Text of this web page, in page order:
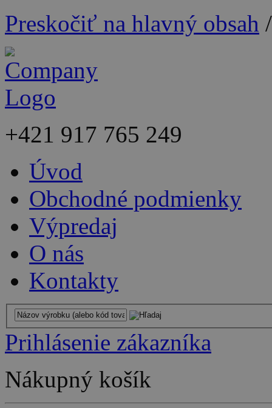
Preskočiť na hlavný obsah
+421 917 765 249
Úvod
Obchodné podmienky
Výpredaj
O nás
Kontakty
Prihlásenie zákazníka
Nákupný košík